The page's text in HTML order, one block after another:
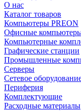
О нас
Каталог товаров
Компьютеры PREON
Офисные
Компьютерные
Графические станции
Промышленные
Серверы
Сетевое
Периферия
Комплектующие
Расходные материалы